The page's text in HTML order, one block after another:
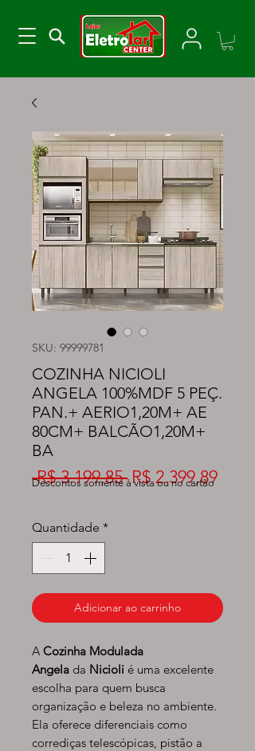
SKU: 99999781
COZINHA NICIOLI
ANGELA 100%MDF 5 PEÇ.
PAN.+ AERIO1,20M+ AE
80CM+ BALCÃO1,20M+
BA
R$ 3.199,85 Preço
R$ 2.399,89Preço
Quantidade *
Adicionar ao carrinho
A Cozinha Modulada
Angela da Nicioli é uma excelente
escolha para quem busca
organização e beleza no ambiente.
Ela oferece diferenciais como
corrediças telescópicas, pistão a
Descontos somente à vista ou no cartão